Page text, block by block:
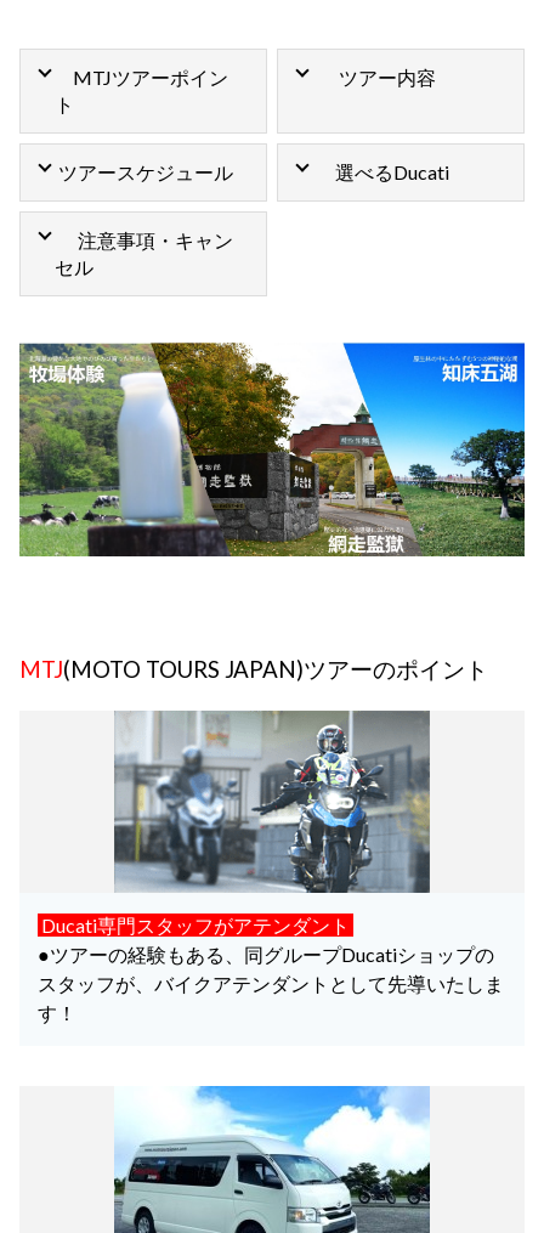
MTJツアーポイン
ト
ツアー内容
ツアースケジュール 選べるDucati
注意事項・キャン
セル
MTJ(MOTO TOURS JAPAN)ツアーのポイント
Ducati専門スタッフがアテンダント
●ツアーの経験もある、同グループDucatiショップの
スタッフが、バイクアテンダントとして先導いたしま
す！